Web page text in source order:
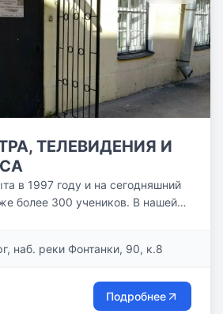
ТЕЛЕВИДЕНИЯ И
в 1997 году и на сегодняшний
300 учеников. В нашей
учитывающая потребности и
педагогики, уникальные
маршруты обеспечивают высокие
наб. реки Фонтанки, 90, к.8
Подробнее